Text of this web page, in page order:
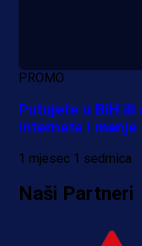
PROMO
Putujete u BiH ili
interneta i manje
1 mjesec 1 sedmica
Naši Partneri